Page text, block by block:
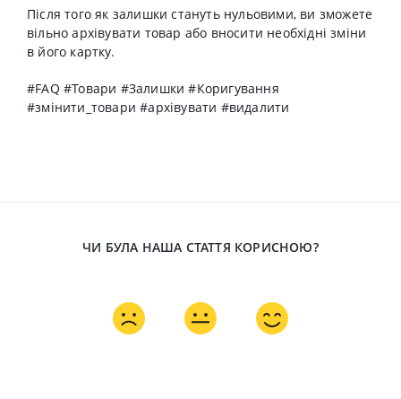
Після того як залишки стануть нульовими, ви зможете
вільно архівувати товар або вносити необхідні зміни
в його картку.
#FAQ #Товари #Залишки #Коригування
#змінити_товари #архівувати #видалити
ЧИ БУЛА НАША СТАТТЯ КОРИСНОЮ?